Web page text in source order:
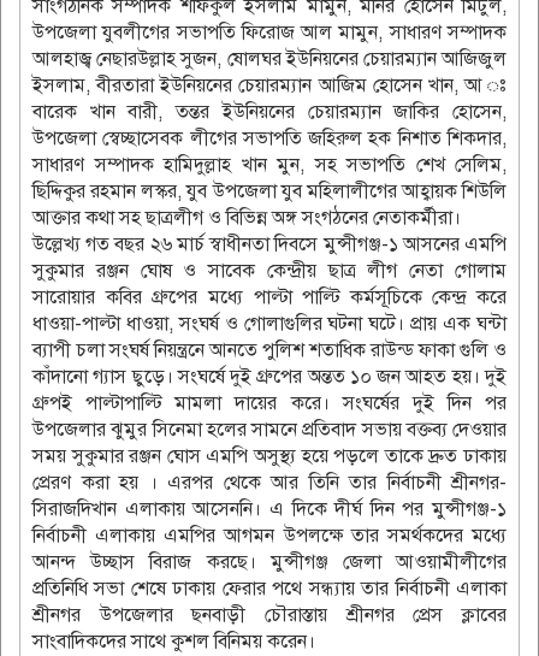
সাংগঠনিক সম্পাদক শফিকুল ইসলাম মামুন, মনির হোসেন মিটুল,
উপজেলা যুবলীগের সভাপতি ফিরোজ আল মামুন, সাধারণ সম্পাদক
আলহাজ্ব নেছারউল্লাহ সুজন, ষোলঘর ইউনিয়নের চেয়ারম্যান আজিজুল
ইসলাম, বীরতারা ইউনিয়নের চেয়ারম্যান আজিম হোসেন খান, আ ঃ
বারেক খান বারী, তন্তর ইউনিয়নের চেয়ারম্যান জাকির হোসেন,
উপজেলা স্বেচ্ছাসেবক লীগের সভাপতি জহিরুল হক নিশাত শিকদার,
সাধারণ সম্পাদক হামিদুল্লাহ খান মুন, সহ সভাপতি শেখ সেলিম,
ছিদ্দিকুর রহমান লস্কর, যুব উপজেলা যুব মহিলালীগের আহ্বায়ক শিউলি
আক্তার কথা সহ ছাত্রলীগ ও বিভিন্ন অঙ্গ সংগঠনের নেতাকর্মীরা।
উল্লেখ্য গত বছর ২৬ মার্চ স্বাধীনতা দিবসে মুন্সীগঞ্জ-১ আসনের এমপি
সুকুমার রঞ্জন ঘোষ ও সাবেক কেন্দ্রীয় ছাত্র লীগ নেতা গোলাম
সারোয়ার কবির গ্রুপের মধ্যে পাল্টা পাল্টি কর্মসূচিকে কেন্দ্র করে
ধাওয়া-পাল্টা ধাওয়া, সংঘর্ষ ও গোলাগুলির ঘটনা ঘটে। প্রায় এক ঘন্টা
ব্যাপী চলা সংঘর্ষ নিয়ন্ত্রনে আনতে পুলিশ শতাধিক রাউন্ড ফাকা গুলি ও
কাঁদানো গ্যাস ছুড়ে। সংঘর্ষে দুই গ্রুপের অন্তত ১০ জন আহত হয়। দুই
গ্রুপই পাল্টাপাল্টি মামলা দায়ের করে। সংঘর্ষের দুই দিন পর
উপজেলার ঝুমুর সিনেমা হলের সামনে প্রতিবাদ সভায় বক্তব্য দেওয়ার
সময় সুকুমার রঞ্জন ঘোস এমপি অসুস্থ্য হয়ে পড়লে তাকে দ্রুত ঢাকায়
প্রেরণ করা হয় । এরপর থেকে আর তিনি তার নির্বাচনী শ্রীনগর-
সিরাজদিখান এলাকায় আসেননি। এ দিকে দীর্ঘ দিন পর মুন্সীগঞ্জ-১
নির্বাচনী এলাকায় এমপির আগমন উপলক্ষে তার সমর্থকদের মধ্যে
আনন্দ উচ্ছাস বিরাজ করছে। মুন্সীগঞ্জ জেলা আওয়ামীলীগের
প্রতিনিধি সভা শেষে ঢাকায় ফেরার পথে সন্ধ্যায় তার নির্বাচনী এলাকা
শ্রীনগর উপজেলার ছনবাড়ী চৌরাস্তায় শ্রীনগর প্রেস ক্লাবের
সাংবাদিকদের সাথে কুশল বিনিময় করেন।